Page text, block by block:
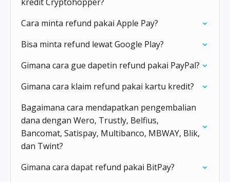
Cara minta refund pakai Apple Pay?
Bisa minta refund lewat Google Play?
Gimana cara gue dapetin refund pakai PayPal?
Gimana cara klaim refund pakai kartu kredit?
Bagaimana cara mendapatkan pengembalian
dana dengan Wero, Trustly, Belfius,
Bancomat, Satispay, Multibanco, MBWAY, Blik,
dan Twint?
Gimana cara dapat refund pakai BitPay?